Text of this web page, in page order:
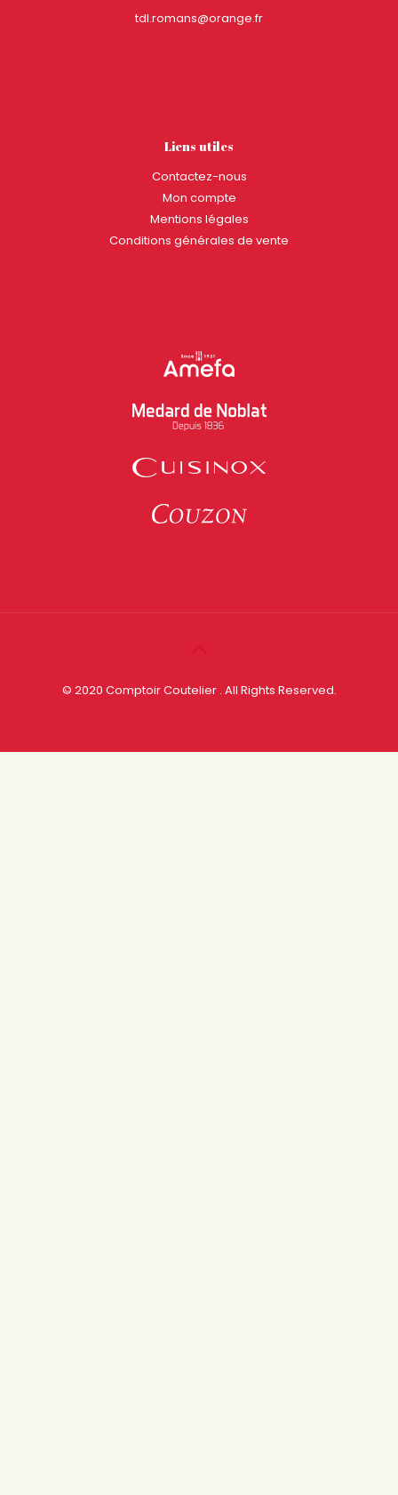
tdl.romans@orange.fr
Liens utiles
Contactez-nous
Mon compte
Mentions légales
Conditions générales de vente
© 2020 Comptoir Coutelier . All Rights Reserved.